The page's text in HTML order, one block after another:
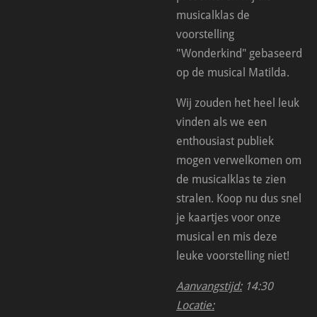
musicalklas de
voorstelling
"Wonderkind" gebaseerd
op de musical Matilda.
Wij zouden het heel leuk
vinden als we een
enthousiast publiek
mogen verwelkomen om
de musicalklas te zien
stralen. Koop nu dus snel
je kaartjes voor onze
musical en mis deze
leuke voorstelling niet!
Aanvangstijd:14:30
Locatie: